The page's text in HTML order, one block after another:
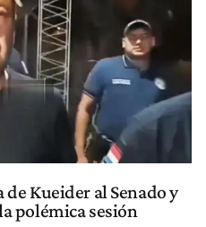
de Kueider al Senado y
polémica sesión